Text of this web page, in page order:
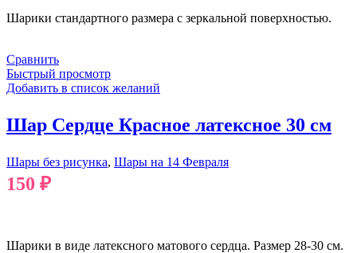
Шарики стандартного размера с зеркальной поверхностью.
Сравнить
Быстрый просмотр
Добавить в список желаний
Шар Сердце Красное латексное 30 см
Шары без рисунка, Шары на 14 Февраля
150 ₽
Шарики в виде латексного матового сердца. Размер 28-30 см.